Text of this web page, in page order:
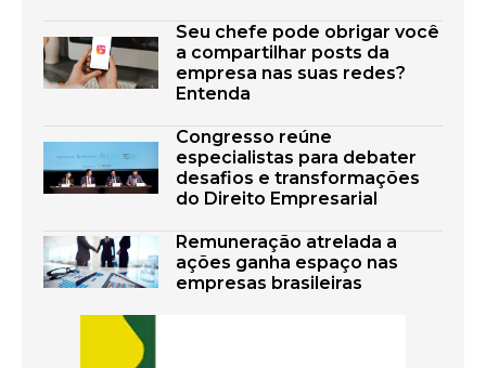
Seu chefe pode obrigar você
a compartilhar posts da
empresa nas suas redes?
Entenda
Congresso reúne
especialistas para debater
desafios e transformações
do Direito Empresarial
Remuneração atrelada a
ações ganha espaço nas
empresas brasileiras